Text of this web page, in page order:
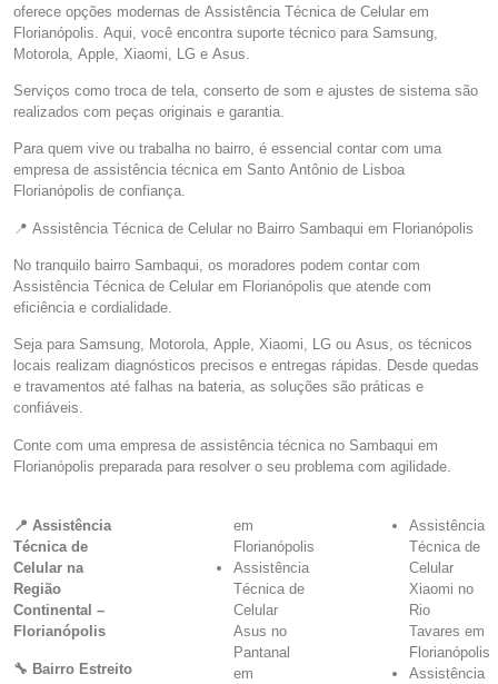
oferece opções modernas de Assistência Técnica de Celular em
Florianópolis. Aqui, você encontra suporte técnico para Samsung,
Motorola, Apple, Xiaomi, LG e Asus.
Serviços como troca de tela, conserto de som e ajustes de sistema são
realizados com peças originais e garantia.
Para quem vive ou trabalha no bairro, é essencial contar com uma
empresa de assistência técnica em Santo Antônio de Lisboa
Florianópolis de confiança.
📍 Assistência Técnica de Celular no Bairro Sambaqui em Florianópolis
No tranquilo bairro Sambaqui, os moradores podem contar com
Assistência Técnica de Celular em Florianópolis que atende com
eficiência e cordialidade.
Seja para Samsung, Motorola, Apple, Xiaomi, LG ou Asus, os técnicos
locais realizam diagnósticos precisos e entregas rápidas. Desde quedas
e travamentos até falhas na bateria, as soluções são práticas e
confiáveis.
Conte com uma empresa de assistência técnica no Sambaqui em
Florianópolis preparada para resolver o seu problema com agilidade.
📍 Assistência
Técnica de
Celular na
Região
Continental –
Florianópolis
🔧 Bairro Estreito
em
Florianópolis
Assistência
Técnica de
Celular
Asus no
Pantanal
em
Assistência
Técnica de
Celular
Xiaomi no
Rio
Tavares em
Florianópolis
Assistência